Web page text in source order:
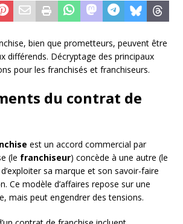
bien que prometteurs, peuvent être
différends. Décryptage des principaux
pour les franchisés et franchiseurs.
du contrat de
est un accord commercial par
(le franchiseur) concède à une autre (le
sa marque et son savoir-faire
Ce modèle d’affaires repose sur une
mais peut engendrer des tensions.